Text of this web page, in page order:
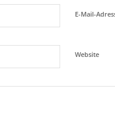
E-Mail-
Website